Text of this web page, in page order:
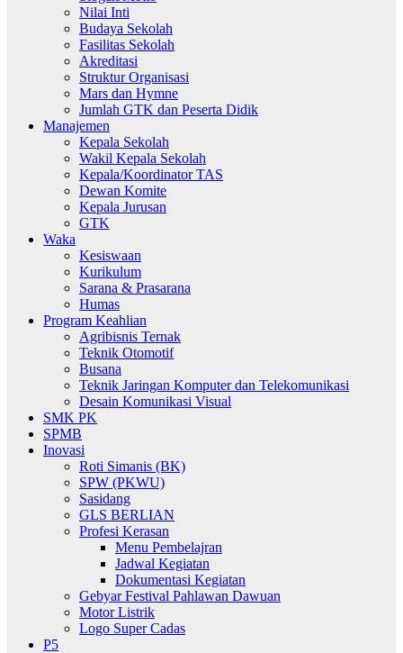
Nilai Inti
Budaya Sekolah
Fasilitas Sekolah
Akreditasi
Struktur Organisasi
Mars dan Hymne
Jumlah GTK dan Peserta Didik
Manajemen
Kepala Sekolah
Wakil Kepala Sekolah
Kepala/Koordinator TAS
Dewan Komite
Kepala Jurusan
GTK
Waka
Kesiswaan
Kurikulum
Sarana & Prasarana
Humas
Program Keahlian
Agribisnis Ternak
Teknik Otomotif
Busana
Teknik Jaringan Komputer dan Telekomunikasi
Desain Komunikasi Visual
SMK PK
SPMB
Inovasi
Roti Simanis (BK)
SPW (PKWU)
Sasidang
GLS BERLIAN
Profesi Kerasan
Menu Pembelajran
Jadwal Kegiatan
Dokumentasi Kegiatan
Gebyar Festival Pahlawan Dawuan
Motor Listrik
Logo Super Cadas
P5